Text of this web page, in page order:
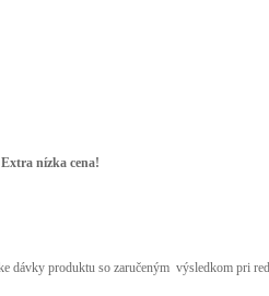
nízka cena!
produktu so zaručeným výsledkom pri